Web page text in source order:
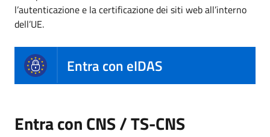
l’autenticazione e la certificazione dei siti web all’interno
dell’UE.
Entra con eIDAS
Entra con CNS / TS-CNS